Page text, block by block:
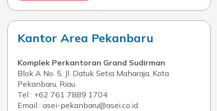
Kantor Area Pekanbaru
Komplek Perkantoran Grand Sudirman
Blok A No. 5, Jl. Datuk Setia Maharaja, Kota
Pekanbaru, Riau
Tel : +62 761 7889 1704
Email : asei-pekanbaru@asei.co.id